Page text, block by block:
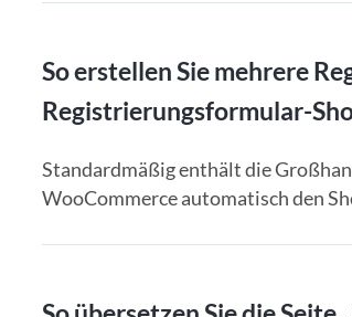
So erstellen Sie mehrere
Registrierungsformular-
Standardmäßig enthält die
WooCommerce automatisch den